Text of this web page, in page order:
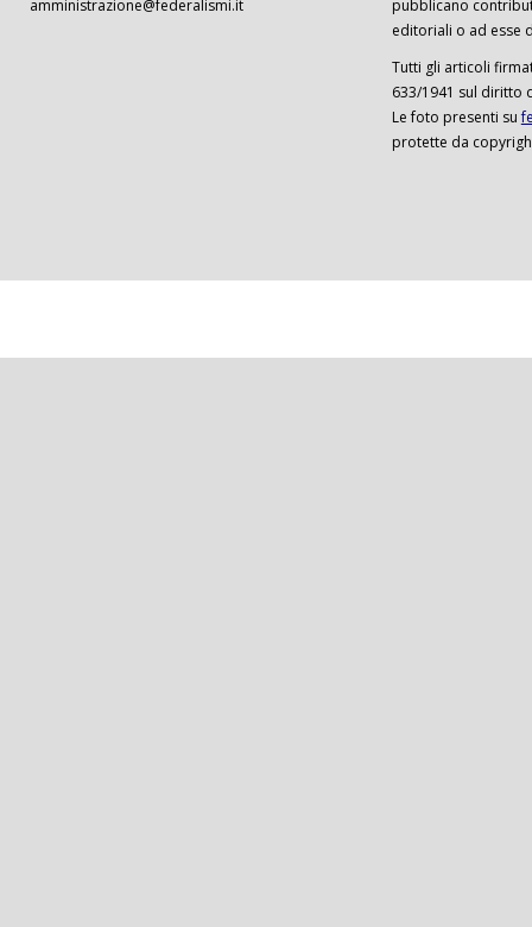
amministrazione@federalismi.it
pubblicano
editoriali o ad esse
Tutti gli articoli
633/1941 sul diritto
Le foto presenti su
protette da